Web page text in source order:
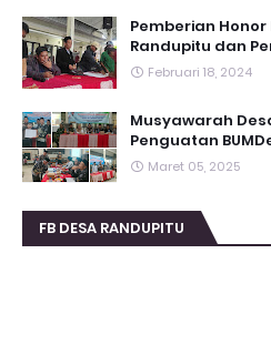
Pemberian Honor
Randupitu dan
Februari 18, 2024
Musyawarah
Penguatan
Maret 05, 2025
FB DESA RANDUPITU